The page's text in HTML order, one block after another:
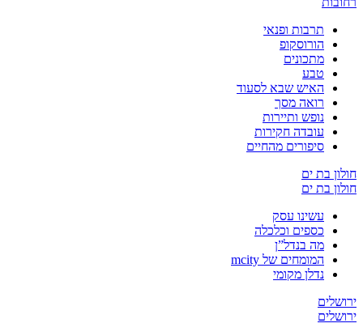
תרבות ופנאי
הורוסקופ
מתכונים
טבע
האיש שבא לסעוד
רואה מסך
נופש ותיירות
עובדה חקירות
סיפורים מהחיים
בת ים
בת ים
עשינו עסק
כספים וכלכלה
מה בנדל”ן
המומחים של mcity
נדלן מקומי